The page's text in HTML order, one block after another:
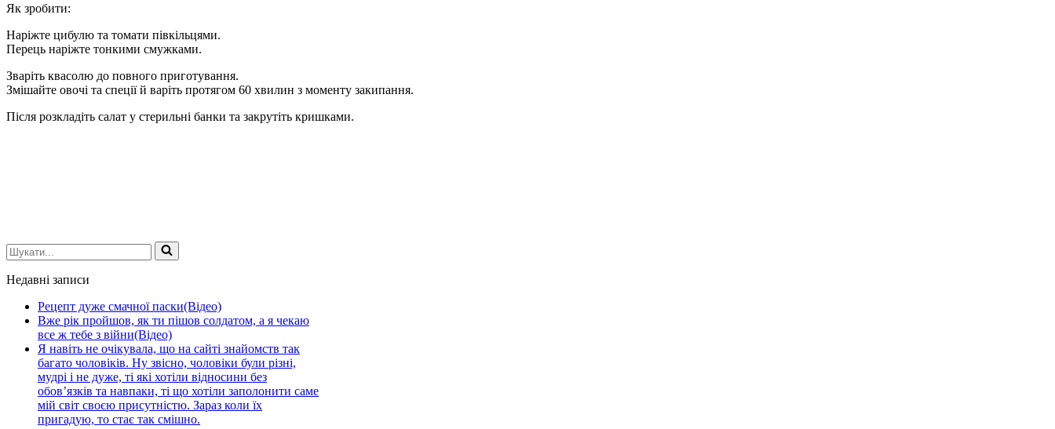
Як зробити:
Наріжте цибулю та томати півкільцями.
Перець наріжте тонкими смужками.
Зваріть квасолю до повного приготування.
Змішайте овочі та спеції й варіть протягом 60 хвилин з моменту закипання.
Після розкладіть салат у стерильні банки та закрутіть кришками.
Шукати...
Недавні записи
Рецепт дуже смачної паски(Відео)
Вже рік пройшов, як ти пішов солдатом, а я чекаю
все ж тебе з війни(Відео)
Я навіть не очікувала, що на сайті знайомств так
багато чоловіків. Ну звісно, чоловіки були різні,
мудрі і не дуже, ті які хотіли відносини без
обов’язків та навпаки, ті що хотіли заполонити саме
мій світ своєю присутністю. Зараз коли їх
пригадую, то стає так смішно.